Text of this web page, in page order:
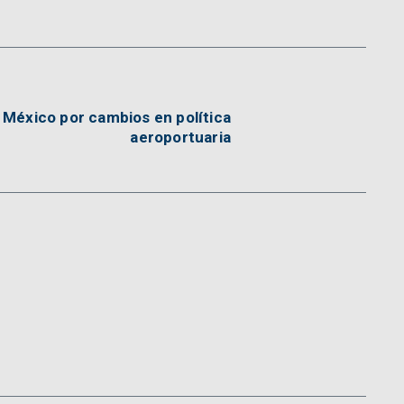
por cambios en política
aeroportuaria